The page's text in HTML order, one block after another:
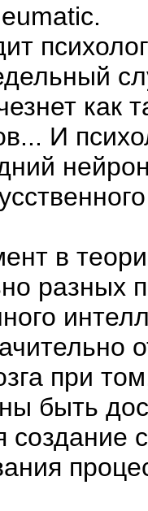
как
И
в
разных
при
быть
создание